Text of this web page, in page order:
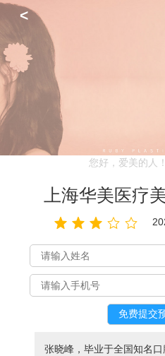
<
您好，爱美的人
上海华美医疗
张晓峰，毕业于全国知名